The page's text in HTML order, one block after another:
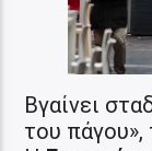
Βγαίνει
του